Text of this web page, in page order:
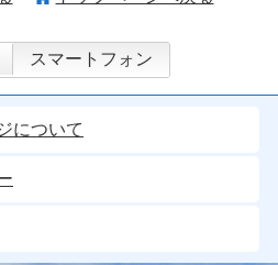
スマートフォン
について